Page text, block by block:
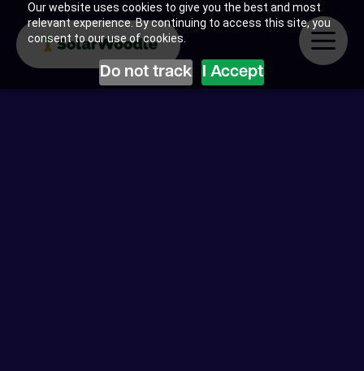
Our website uses cookies to give you the best and most
relevant experience. By continuing to access this site, you
consent to our use of cookies.
Do not track I Accept